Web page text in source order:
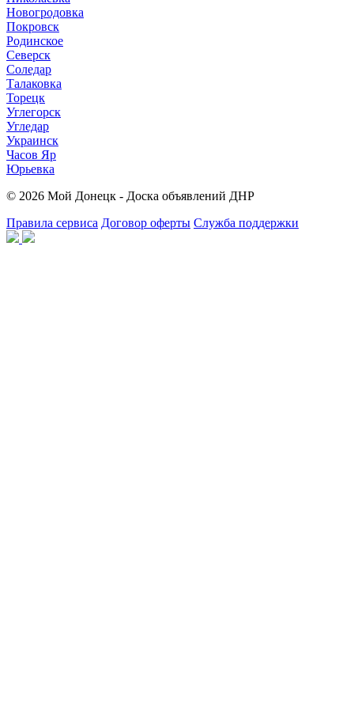
Новогродовка
Покровск
Родинское
Северск
Соледар
Талаковка
Торецк
Углегорск
Угледар
Украинск
Часов Яр
Юрьевка
© 2026 Мой Донецк - Доска объявлений ДНР
Правила сервиса Договор оферты Служба поддержки